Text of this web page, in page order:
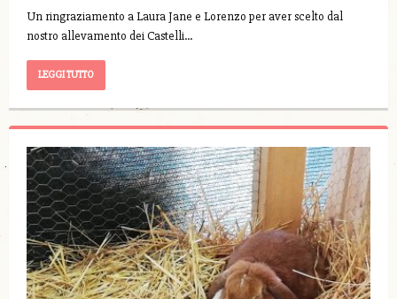
Un ringraziamento a Laura Jane e Lorenzo per aver scelto dal
nostro allevamento dei Castelli…
LEGGI TUTTO